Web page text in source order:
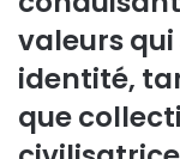
valeurs
identité,
que